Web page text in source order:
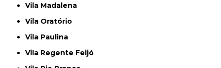
Vila Madalena
Vila Oratório
Vila Paulina
Vila Regente Feijó